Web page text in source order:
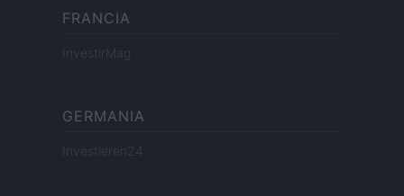
FRANCIA
InvestirMag
GERMANIA
Investieren24